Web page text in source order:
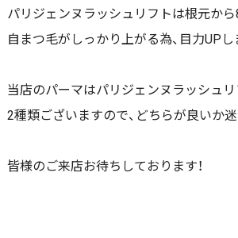
パリジェンヌラッシュリフトは根元か
自まつ毛がしっかり上がる為、目力UPし
当店のパーマはパリジェンヌラッシュ
2種類ございますので、どちらが良いか
皆様のご来店お待ちしております！